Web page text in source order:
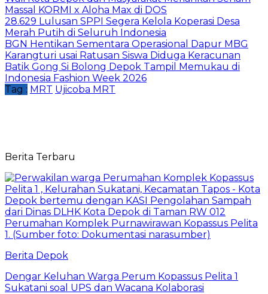
Massal KORMI x Aloha Max di DOS
28.629 Lulusan SPPI Segera Kelola Koperasi Desa
Merah Putih di Seluruh Indonesia
BGN Hentikan Sementara Operasional Dapur MBG
Karangturi usai Ratusan Siswa Diduga Keracunan
Batik Gong Si Bolong Depok Tampil Memukau di
Indonesia Fashion Week 2026
Tag : MRT Ujicoba MRT
Berita Terbaru
Berita Depok
Dengar Keluhan Warga Perum Kopassus Pelita 1
Sukatani soal UPS dan Wacana Kolaborasi